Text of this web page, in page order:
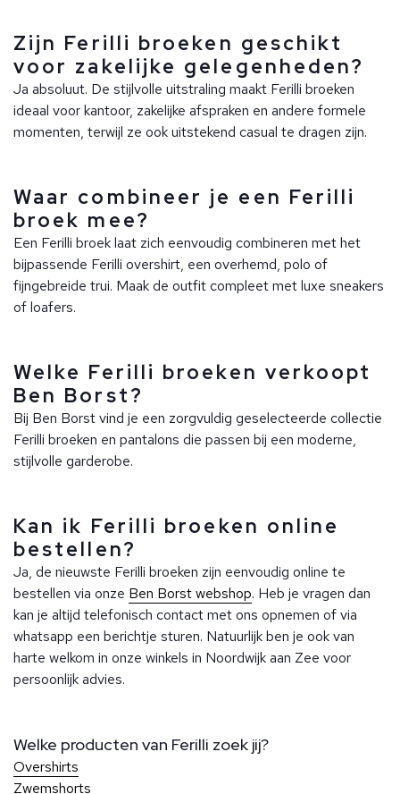
Zijn Ferilli broeken geschikt
voor zakelijke gelegenheden?
Ja absoluut. De stijlvolle uitstraling maakt Ferilli broeken
ideaal voor kantoor, zakelijke afspraken en andere formele
momenten, terwijl ze ook uitstekend casual te dragen zijn.
Waar combineer je een Ferilli
broek mee?
Een Ferilli broek laat zich eenvoudig combineren met het
bijpassende Ferilli overshirt, een overhemd, polo of
fijngebreide trui. Maak de outfit compleet met luxe sneakers
of loafers.
Welke Ferilli broeken verkoopt
Ben Borst?
Bij Ben Borst vind je een zorgvuldig geselecteerde collectie
Ferilli broeken en pantalons die passen bij een moderne,
stijlvolle garderobe.
Kan ik Ferilli broeken online
bestellen?
Ja, de nieuwste Ferilli broeken zijn eenvoudig online te
bestellen via onze Ben Borst webshop. Heb je vragen dan
kan je altijd telefonisch contact met ons opnemen of via
whatsapp een berichtje sturen. Natuurlijk ben je ook van
harte welkom in onze winkels in Noordwijk aan Zee voor
persoonlijk advies.
Welke producten van Ferilli zoek jij?
Overshirts
Zwemshorts